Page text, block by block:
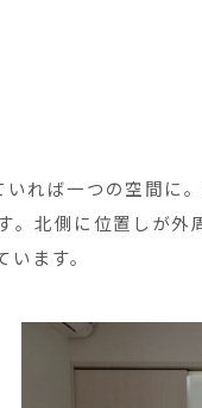
れば一つの空間に
北側に位置しが外
ます。